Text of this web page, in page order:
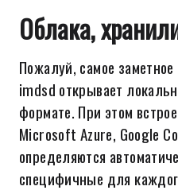
Облака,
Пожалуй, самое
imdsd открывает
формате. При этом
Microsoft Azure, Google
определяются
специфичные для